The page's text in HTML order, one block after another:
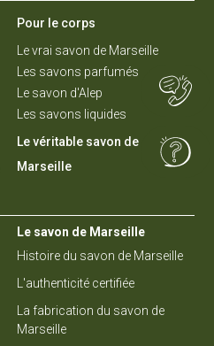
Pour le corps
Le vrai savon de Marseille
Les savons parfumés
Le savon d'Alep
Les savons liquides
Le véritable savon de
Marseille
Le savon de Marseille
Histoire du savon de Marseille
L'authenticité certifiée
La fabrication du savon de
Marseille